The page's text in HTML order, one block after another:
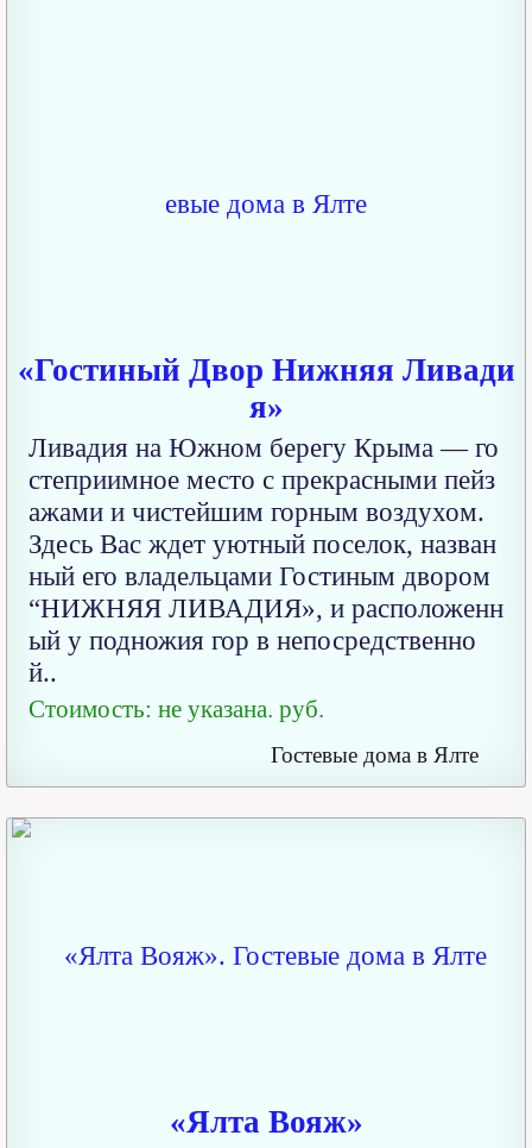
«Гостиный Двор Нижняя Ливади
я»
Ливадия на Южном берегу Крыма — го
степриимное место с прекрасными пейз
ажами и чистейшим горным воздухом.
Здесь Вас ждет уютный поселок, назван
ный его владельцами Гостиным двором
“НИЖНЯЯ ЛИВАДИЯ», и расположенн
ый у подножия гор в непосредственно
й..
Стоимость: не указана. руб.
Гостевые дома в Ялте
«Ялта Вояж»